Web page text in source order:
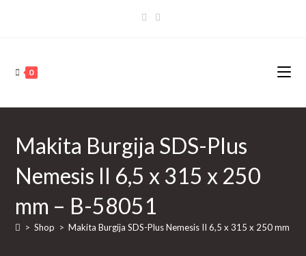
0
Makita Burgija SDS-Plus
Nemesis II 6,5 x 315 x 250
mm – B-58051
> Shop > Makita Burgija SDS-Plus Nemesis II 6,5 x 315 x 250 mm –